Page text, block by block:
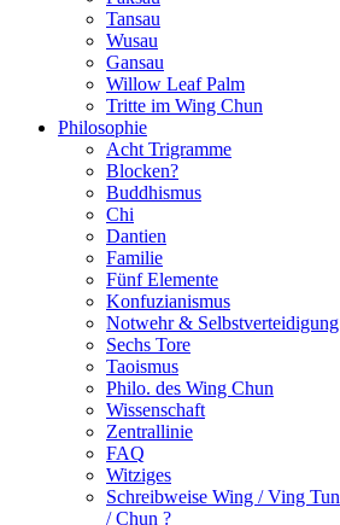
Tansau
Wusau
Gansau
Willow Leaf Palm
Tritte im Wing Chun
Philosophie
Acht Trigramme
Blocken?
Buddhismus
Chi
Dantien
Familie
Fünf Elemente
Konfuzianismus
Notwehr & Selbstverteidigung
Sechs Tore
Taoismus
Philo. des Wing Chun
Wissenschaft
Zentrallinie
FAQ
Witziges
Schreibweise Wing / Ving Tun
/ Chun ?